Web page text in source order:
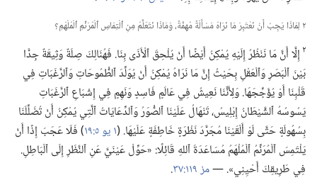
٢ لِمَاذَا يَجِبُ أَنْ نَعْتَبِرَ مَا نَرَاهُ مَسْأَلَةً مُهِمَّةً،‏ وَمَاذَا نَتَعَلَّمُ مِنِ ٱلْتِمَاسِ ٱلْمُرَنِّمِ ٱلْمُلْهَمِ؟‏
٢ إِلَّا أَنَّ مَا نَنْظُرُ إِلَيْهِ يُمْكِنُ أَيْضًا أَنْ يُلْحِقَ ٱلْأَذَى بِنَا.‏ فَهُنَالِكَ صِلَةٌ وَثِيقَةٌ جِدًّا
بَيْنَ ٱلْبَصَرِ وَٱلْعَقْلِ بِحَيْثُ إِنَّ مَا نَرَاهُ يُمْكِنُ أَنْ يُوَلِّدَ ٱلطُّمُوحَاتِ وَٱلرَّغَبَاتِ فِي
قَلْبِنَا أَوْ يُؤَجِّجَهَا.‏ وَلِأَنَّنَا نَعِيشُ فِي عَالَمٍ فَاسِدٍ وَنَهِمٍ فِي إِشْبَاعِ ٱلرَّغَبَاتِ
يَسُوسُهُ ٱلشَّيْطَانُ إِبْلِيسُ،‏ تَنْهَالُ عَلَيْنَا ٱلصُّوَرُ وَٱلدِّعَايَاتُ ٱلَّتِي يُمْكِنُ أَنْ تُضَلِّلَنَا
بِسُهُولَةٍ حَتَّى لَوْ أَلْقَيْنَا مُجَرَّدَ نَظْرَةٍ خَاطِفَةٍ عَلَيْهَا.‏ (‏١ يو ٥:‏١٩
‏)‏ فَلَا عَجَبَ إِذًا أَنْ
يَلْتَمِسَ ٱلْمُرَنِّمُ ٱلْمُلْهَمُ مُسَاعَدَةَ ٱللهِ قَائِلًا:‏ «حَوِّلْ عَيْنَيَّ عَنِ ٱلنَّظَرِ إِلَى ٱلْبَاطِلِ.‏
فِي طَرِيقِكَ أَحْيِنِي».‏ —‏مز ١١٩:‏٣٧
‏.‏